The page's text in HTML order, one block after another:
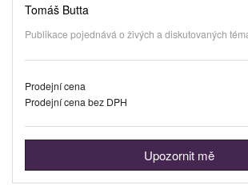
Tomáš Butta
Publikace pojednává o živých a diskutovaných
Prodejní cena
Prodejní cena bez DPH
Upozornit mě